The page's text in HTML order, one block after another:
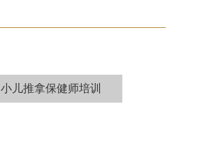
小儿推拿保健师培训